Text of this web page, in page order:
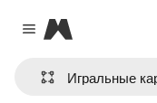
Close menu
Magnific